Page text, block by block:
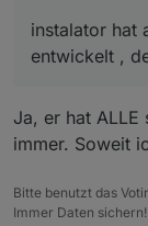
instalator hat
entwickelt ,
Ja, er hat
immer. Soweit
Bitte benutzt das
Immer Daten sichern!